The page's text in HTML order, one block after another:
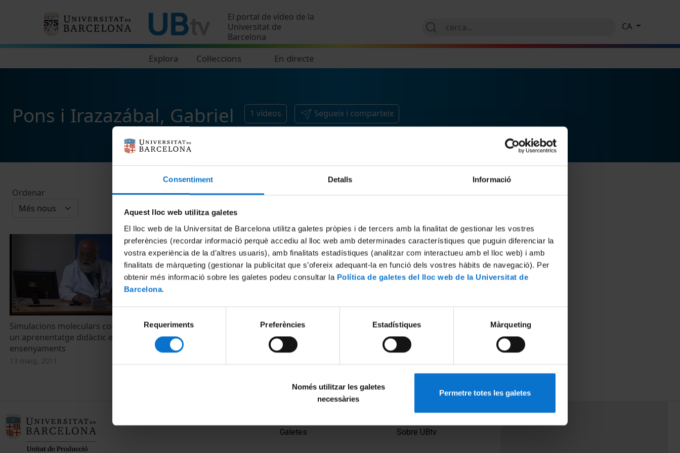
Consentiment Detalls Informació
Aquest lloc web utilitza galetes
El lloc web de la Universitat de Barcelona utilitza galetes pròpies i de tercers amb la finalitat de gestionar les vostres
preferències (recordar informació perquè accediu al lloc web amb determinades característiques que puguin diferenciar la
vostra experiència de la d’altres usuaris), amb finalitats estadístiques (analitzar com interactueu amb el lloc web) i amb
finalitats de màrqueting (gestionar la publicitat que s’ofereix adequant-la en funció dels vostres hàbits de navegació). Per
obtenir més informació sobre les galetes podeu consultar la Política de galetes del lloc web de la Universitat de
Barcelona.
Selecció
de
consentiment
Requeriments Preferències Estadístiques Màrqueting
Només utilitzar les galetes
necessàries
Permetre totes les galetes
El portal de vídeo de la
Universitat de
Barcelona
Explora Col·leccions En directe
CA
Pons i Irazazábal, Gabriel 1 vídeos Segueix i comparteix
Ordenar
Simulacions moleculars com a eina per
un aprenentatge didàctic en els diferents
ensenyaments
13 maig, 2011
Galetes
PEU 2
Sobre UBtv
PEU 3